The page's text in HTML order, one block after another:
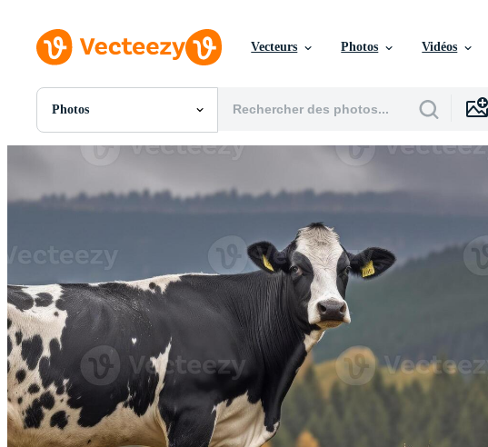
Vecteurs Photos Vidéos
Photos
Toutes Images
PSDs
Vidéos
Motion graphics
Images Éditoriales
Événements Éditoriaux